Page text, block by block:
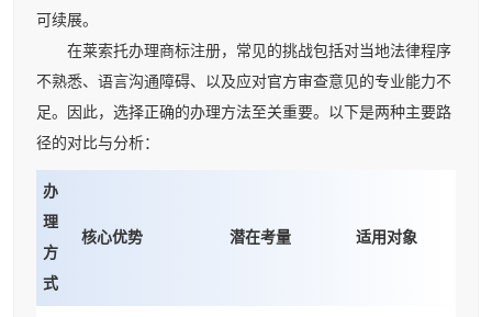
可续展。
在莱索托办理商标注册，常见的挑战包括对当地法律程序
不熟悉、语言沟通障碍、以及应对官方审查意见的专业能力不
足。因此，选择正确的办理方法至关重要。以下是两种主要路
径的对比与分析：
办
理
方
式
核心优势 潜在考量 适用对象